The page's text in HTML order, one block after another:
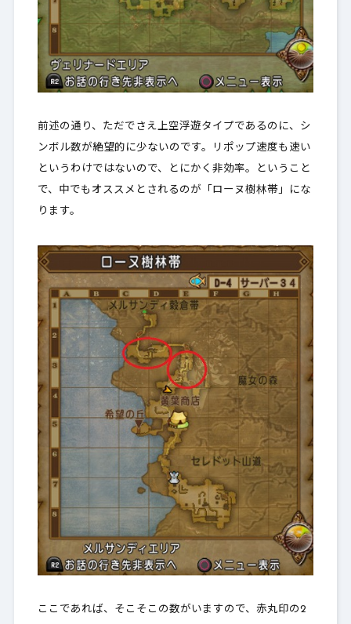
前述の通り、ただでさえ上空浮遊タイプであるのに、 シ
ンボル数が絶望的に少ないのです。リポップ速度も速い
というわけではないので、とにかく非効率。ということ
で、 中でも オススメとされるのが「ローヌ樹林帯」にな
ります。
ここであれば、そこそこの数がいますので、赤丸印の2